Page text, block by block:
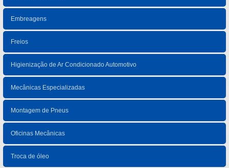
Embreagens
Freios
Higienização de Ar Condicionado Automotivo
Mecânicas Especializadas
Montagem de Pneus
Oficinas Mecânicas
Troca de óleo